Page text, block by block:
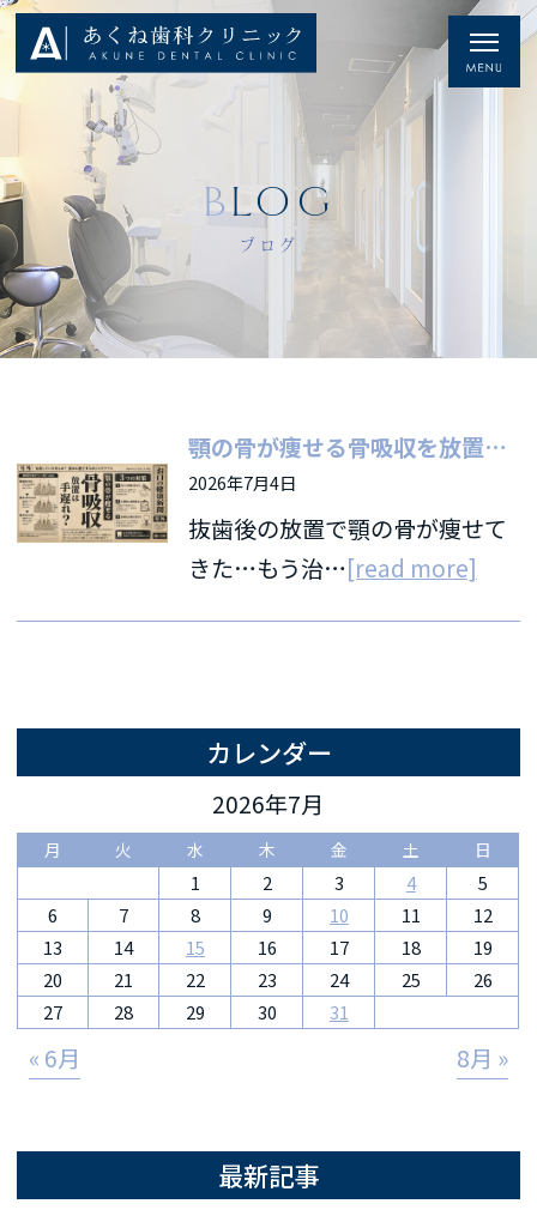
BLOG
ブログ
顎の骨が痩せる骨吸収を放置…治療は難しい？手遅れを防ぐ3つの対策
2026年7月4日
抜歯後の放置で顎の骨が痩せて
きた…もう治…[read more]
カレンダー
2026年7月
月 火 水 木 金 土 日
1 2 3 4
5
6
7 8 9 10 11
12
13
14 15 16 17 18
19
20
21 22 23 24 25
26
27
28 29 30 31
« 6月 8月 »
最新記事